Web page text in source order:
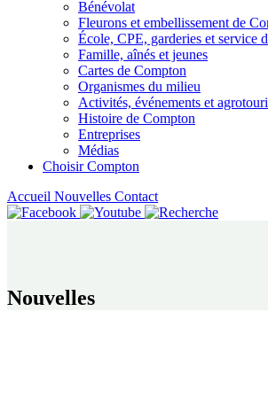
Bénévolat
Fleurons et embellissement de
École, CPE, garderies et service
Famille, aînés et jeunes
Cartes de Compton
Organismes du milieu
Activités, événements et
Histoire de Compton
Entreprises
Médias
Choisir Compton
Accueil Nouvelles Contact
Nouvelles